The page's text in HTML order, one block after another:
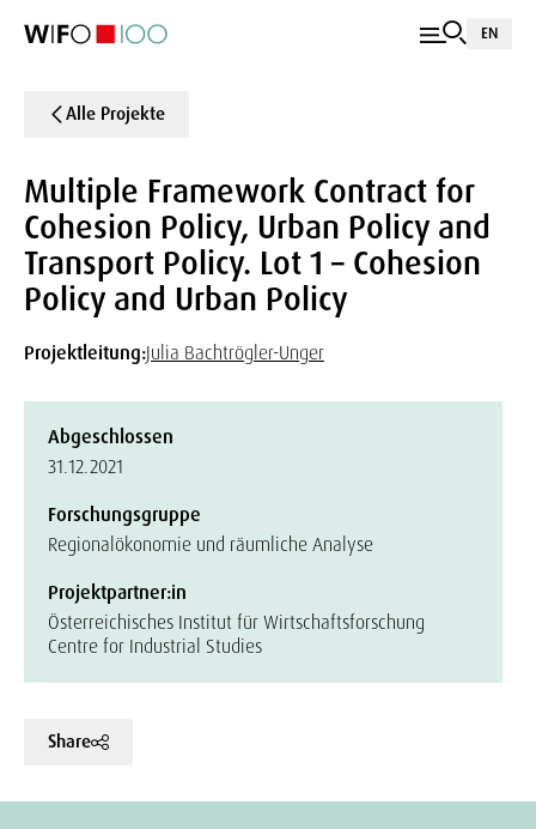
EN
Alle Projekte
Multiple Framework Contract for
Cohesion Policy, Urban Policy and
Transport Policy. Lot 1 – Cohesion
Policy and Urban Policy
Projektleitung:Julia Bachtrögler-Unger
Abgeschlossen
31.12.2021
Forschungsgruppe
Regionalökonomie und räumliche Analyse
Projektpartner:in
Österreichisches Institut für Wirtschaftsforschung
Centre for Industrial Studies
Share